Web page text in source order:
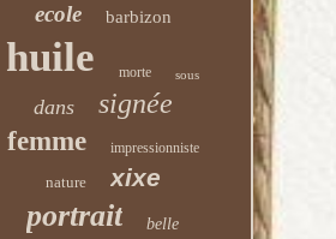
ecole barbizon
huile morte sous
dans signée
femme impressionniste
nature xixe
portrait belle